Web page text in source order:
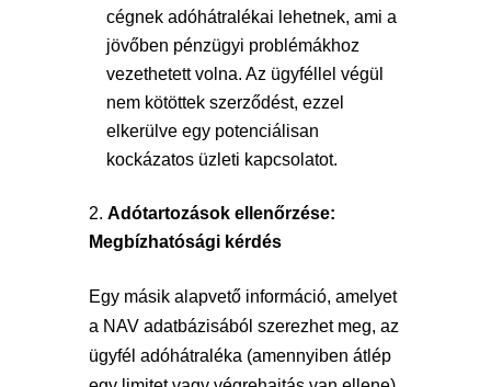
cégnek adóhátralékai lehetnek, ami a
jövőben pénzügyi problémákhoz
vezethetett volna. Az ügyféllel végül
nem kötöttek szerződést, ezzel
elkerülve egy potenciálisan
kockázatos üzleti kapcsolatot.
Adótartozások ellenőrzése:
Megbízhatósági kérdés
Egy másik alapvető információ, amelyet
a NAV adatbázisából szerezhet meg, az
ügyfél adóhátraléka (amennyiben átlép